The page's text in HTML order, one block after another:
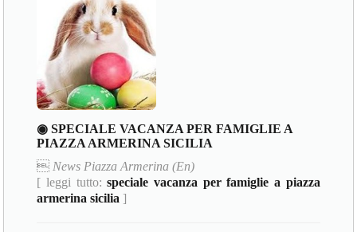
◉ SPECIALE VACANZA PER FAMIGLIE A
PIAZZA ARMERINA SICILIA
 News Piazza Armerina (En)
[ leggi tutto:speciale vacanza per famiglie a piazza
armerina sicilia ]